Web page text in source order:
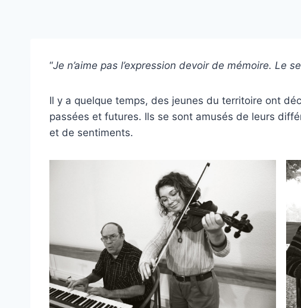
“Je n’aime pas l’expression devoir de mémoire. Le
Il y a quelque temps, des jeunes du territoire ont
passées et futures. Ils se sont amusés de leurs
et de sentiments.